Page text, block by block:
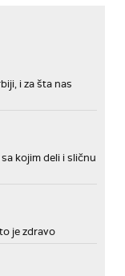
i za šta nas
kojim deli i sličnu
je zdravo